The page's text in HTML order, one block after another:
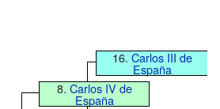
16. Carlos III de
España
8. Carlos IV de
España